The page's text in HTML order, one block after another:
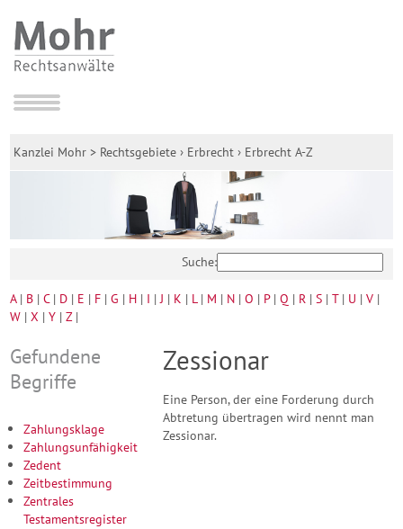
Kanzlei Mohr > Rechtsgebiete › Erbrecht › Erbrecht A-Z
Suche:
A| B |C| D | E | F |G | H | I |J | K | L| M | N |O | P|Q | R |S |T| U |V |
W |X |Y |Z|
Gefundene
Begriffe
Zahlungsklage
Zahlungsunfähigkeit
Zedent
Zeitbestimmung
Zentrales
Testamentsregister
Zessionar
Eine Person, der eine Forderung durch
Abtretung übertragen wird nennt man
Zessionar.